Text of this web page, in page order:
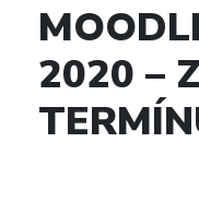
2020 –